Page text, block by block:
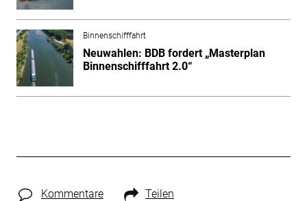
Binnenschifffahrt
Neuwahlen: BDB fordert „Masterplan
Binnenschifffahrt 2.0“
Kommentare Teilen